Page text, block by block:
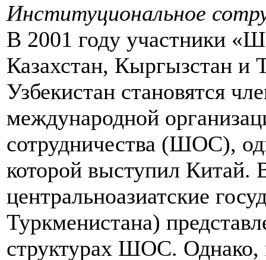
Институциональное
В 2001 году участники
Казахстан, Кыргызстан и
Узбекистан становятся
международной
сотрудничества (ШОС),
которой выступил Китай.
центральноазиатские
Туркменистана)
структурах ШОС.